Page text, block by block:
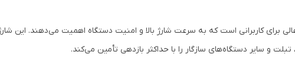
و سایر دستگاه‌های سازگار را با حداکثر بازدهی تأمین می‌کند.